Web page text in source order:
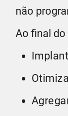
não
Ao final